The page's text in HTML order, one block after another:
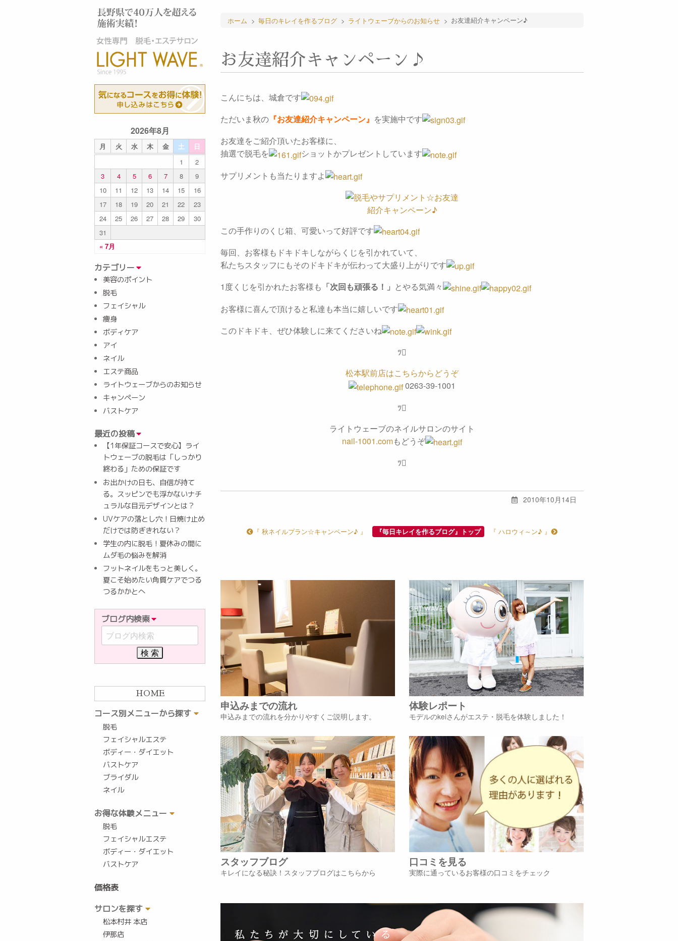
2026年8月
月 火 水 木 金 土 日
« 7月
1
2
3
4 5 6 7 8
9
10
11 12 13 14 15
16
17
18 19 20 21 22
23
24
25 26 27 28 29
30
31
カテゴリー
美容のポイント
脱毛
フェイシャル
痩身
ボディケア
アイ
ネイル
エステ商品
ライトウェーブからのお知らせ
キャンペーン
バストケア
最近の投稿
【1年保証コースで安心】ライ
トウェーブの脱毛は「しっかり
終わる」ための保証です
お出かけの日も、自信が持て
る。スッピンでも浮かないナチ
ュラルな目元デザインとは？
UVケアの落とし穴！日焼け止め
だけでは防ぎきれない？
学生の内に脱毛！夏休みの間に
ムダ毛の悩みを解消
フットネイルをもっと美しく。
夏こそ始めたい角質ケアでつる
つるかかとへ
ブログ内検索
HOME
コース別メニューから探す
脱毛
フェイシャルエステ
ボディー・ダイエット
バストケア
ブライダル
ネイル
お得な体験メニュー
脱毛
フェイシャルエステ
ボディー・ダイエット
バストケア
価格表
サロンを探す
松本村井 本店
伊那店
ホーム > 毎日のキレイを作るブログ > ライトウェーブからのお知らせ > お友達紹介キャンペーン♪
お友達紹介キャンペーン♪
こんにちは、城倉です
ただいま秋の 『お友達紹介キャンペーン』 を実施中です
お友達をご紹介頂いたお客様に、
抽選で脱毛を
ショットかプレゼントしています
サプリメントも当たりますよ
この手作りのくじ箱、可愛いって好評です
毎回、お客様もドキドキしながらくじを引かれていて、
私たちスタッフにもそのドキドキが伝わって大盛り上がりです
1度くじを引かれたお客様も 「次回も頑張る！」 とやる気満々
お客様に喜んで頂けると私達も本当に嬉しいです
このドキドキ、ぜひ体験しに来てくださいね
ﾂ
松本駅前店はこちらからどうぞ
0263-39-1001
ﾂ
ライトウェーブのネイルサロンのサイト
nail-1001.comもどうぞ
ﾂ
2010年10月14日
『 秋ネイルプラン☆キャンペーン♪ 』 『毎日キレイを作るブログ』トップ 『 ハロウィ～ン♪ 』
申込みまでの流れ
申込みまでの流れを分かりやすくご説明します。
体験レポート
モデルのkeiさんがエステ・脱毛を体験しました！
スタッフブログ
キレイになる秘訣！スタッフブログはこちらから
口コミを見る
実際に通っているお客様の口コミをチェック